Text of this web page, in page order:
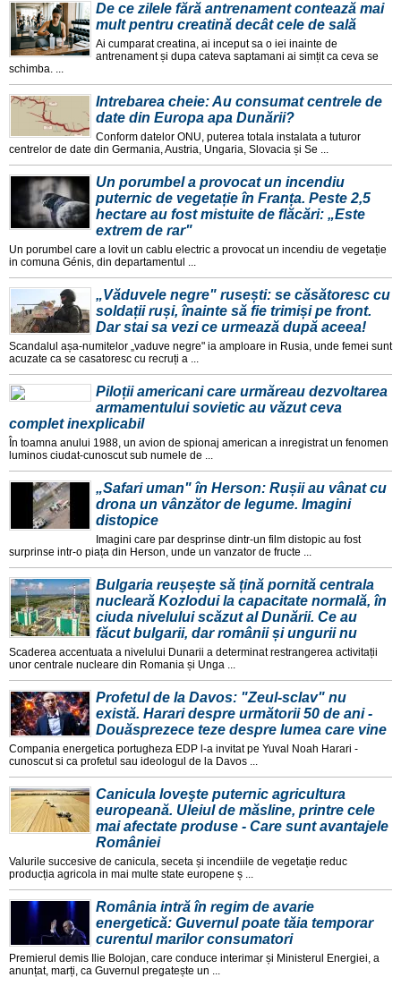
De ce zilele fără antrenament contează mai
mult pentru creatină decât cele de sală
Ai cumparat creatina, ai inceput sa o iei inainte de
antrenament și dupa cateva saptamani ai simțit ca ceva se
schimba. ...
Intrebarea cheie: Au consumat centrele de
date din Europa apa Dunării?
Conform datelor ONU, puterea totala instalata a tuturor
centrelor de date din Germania, Austria, Ungaria, Slovacia și Se ...
Un porumbel a provocat un incendiu
puternic de vegetație în Franța. Peste 2,5
hectare au fost mistuite de flăcări: „Este
extrem de rar"
Un porumbel care a lovit un cablu electric a provocat un incendiu de vegetație
in comuna Génis, din departamentul ...
„Văduvele negre" rusești: se căsătoresc cu
soldații ruși, înainte să fie trimiși pe front.
Dar stai sa vezi ce urmează după aceea!
Scandalul așa-numitelor „vaduve negre" ia amploare in Rusia, unde femei sunt
acuzate ca se casatoresc cu recruți a ...
Piloții americani care urmăreau dezvoltarea
armamentului sovietic au văzut ceva
complet inexplicabil
În toamna anului 1988, un avion de spionaj american a inregistrat un fenomen
luminos ciudat-cunoscut sub numele de ...
„Safari uman" în Herson: Rușii au vânat cu
drona un vânzător de legume. Imagini
distopice
Imagini care par desprinse dintr-un film distopic au fost
surprinse intr-o piața din Herson, unde un vanzator de fructe ...
Bulgaria reușește să țină pornită centrala
nucleară Kozlodui la capacitate normală, în
ciuda nivelului scăzut al Dunării. Ce au
făcut bulgarii, dar românii și ungurii nu
Scaderea accentuata a nivelului Dunarii a determinat restrangerea activitații
unor centrale nucleare din Romania și Unga ...
Profetul de la Davos: "Zeul-sclav" nu
există. Harari despre următorii 50 de ani -
Douăsprezece teze despre lumea care vine
Compania energetica portugheza EDP l-a invitat pe Yuval Noah Harari -
cunoscut si ca profetul sau ideologul de la Davos ...
Canicula loveşte puternic agricultura
europeană. Uleiul de măsline, printre cele
mai afectate produse - Care sunt avantajele
României
Valurile succesive de canicula, seceta și incendiile de vegetație reduc
producția agricola in mai multe state europene ș ...
România intră în regim de avarie
energetică: Guvernul poate tăia temporar
curentul marilor consumatori
Premierul demis Ilie Bolojan, care conduce interimar și Ministerul Energiei, a
anunțat, marți, ca Guvernul pregatește un ...